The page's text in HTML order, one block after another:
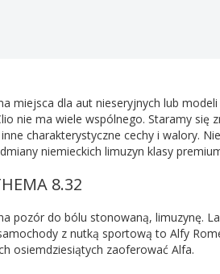
miejsca dla aut nieseryjnych lub
nie ma wiele wspólnego. Staramy się
charakterystyczne cechy i walory.
niemieckich limuzyn klasy
8.32
pozór do bólu stonowaną, limuzynę.
z nutką sportową to Alfy
osiemdziesiątych zaoferować Alfa.